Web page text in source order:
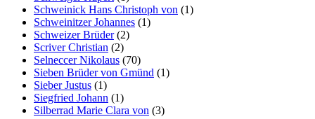
Schweinick Hans Christoph von (1)
Schweinitzer Johannes (1)
Schweizer Brüder(2)
Scriver Christian (2)
Selneccer Nikolaus (70)
Sieben Brüder von Gmünd (1)
Sieber Justus (1)
Siegfried Johann (1)
Silberrad Marie Clara von (3)